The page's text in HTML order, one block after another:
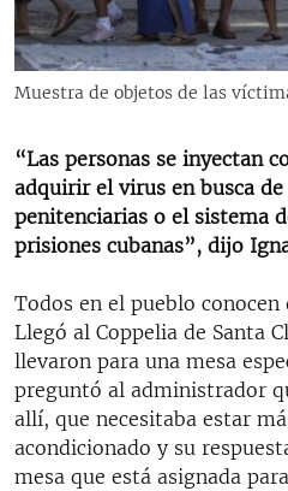
RADIO MARTÍ
ESPECIALES
ESPECIALES
LA REALIDAD DE LA VIVIENDA
SER VIEJO EN CUBA
KENTU-CUBANO
DESINFORMACIÓN RUSA EN
LA INVASIÓN DE RUSIA A
EDITORIALES
SÍGUENOS
Muestra de objetos de las
“Las personas se inyectan
adquirir el virus en busca
penitenciarias o el sistema
prisiones cubanas”, dijo
Todos en el pueblo conocen
Llegó al Coppelia de Santa
llevaron para una mesa
preguntó al administrador
allí, que necesitaba estar
acondicionado y su
mesa que está asignada